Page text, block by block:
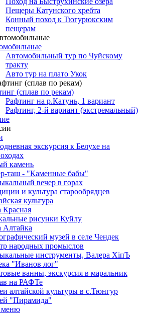
Пещеры Катунского хребта
Конный поход к Тюгурюкским
пещерам
Автомобильный тур по Чуйскому
тракту
Авто тур на плато Укок
(сплав по рекам)
Рафтинг на р.Катунь, 1 вариант
Рафтинг, 2-й вариант (экстремальный)
экскурсия к Белухе на
камень
таш - "Каменные бабы"
вечер в горах
и культура старообрядцев
культура
Красная
рисунки Куйлу
Алтайка
музей в селе Чендек
народных промыслов
инструменты, Валера ХiпЪ
"Иванов лог"
ванны, экскурсия в маральник
на РАФТе
алтайской культуры в с.Тюнгур
"Пирамида"
меню